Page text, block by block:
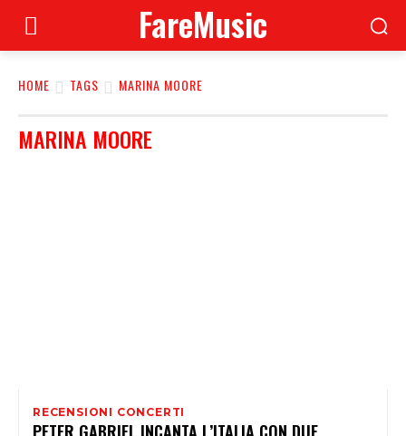
FareMusic
HOME TAGS MARINA MOORE
MARINA MOORE
RECENSIONI CONCERTI
PETER GABRIEL INCANTA L’ITALIA CON DUE